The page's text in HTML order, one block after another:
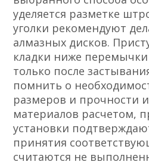
уделяется разметке
уголки рекомендуют
алмазных дисков.
кладки ниже
только после
помнить о
размеров и прочности
материалов расчетом,
установки
принятия
считаются не